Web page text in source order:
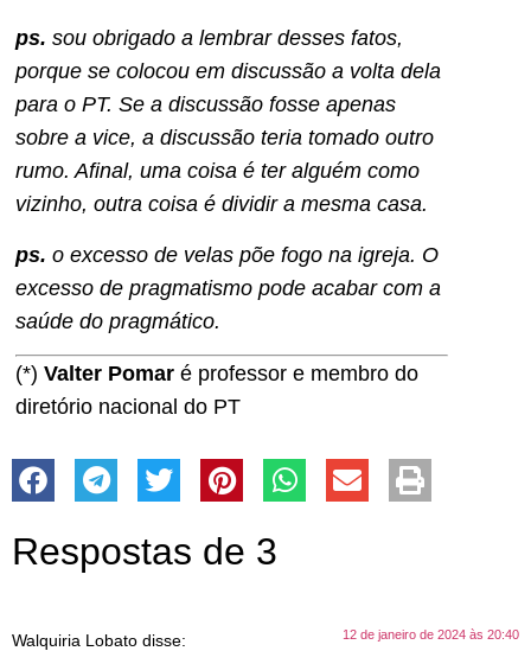
ps. sou obrigado a lembrar desses fatos,
porque se colocou em discussão a volta dela
para o PT. Se a discussão fosse apenas
sobre a vice, a discussão teria tomado outro
rumo. Afinal, uma coisa é ter alguém como
vizinho, outra coisa é dividir a mesma casa.
ps. o excesso de velas põe fogo na igreja. O
excesso de pragmatismo pode acabar com a
saúde do pragmático.
(*) Valter Pomar é professor e membro do
diretório nacional do PT
Respostas de 3
Walquiria Lobato disse: 12 de janeiro de 2024 às 20:40